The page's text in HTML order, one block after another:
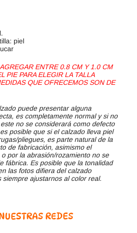
piel
ENTRE 0.8 CM Y 1.0 CM
PIE PARA ELEGIR LA TALLA
QUE OFRECEMOS SON DE
puede presentar alguna
es completamente normal y si no
no se considerará como defecto
posible que si el calzado lleva piel
pliegues, es parte natural de la
de fabricación, asimismo el
por la abrasión/rozamiento no se
fábrica. Es posible que la tonalidad
las fotos difiera del calzado
siempre ajustarnos al color real.
REDES